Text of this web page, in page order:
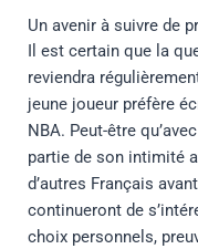
Un avenir à suivre de
Il est certain que la
reviendra
jeune joueur préfère
NBA. Peut-être
partie de son intimité
d’autres Français
continueront de
choix personnels,